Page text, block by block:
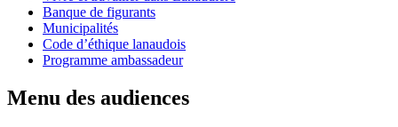
Banque de figurants
Municipalités
Code d’éthique lanaudois
Programme ambassadeur
Menu des audiences